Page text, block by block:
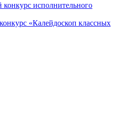
исполнительного
«Калейдоскоп классных